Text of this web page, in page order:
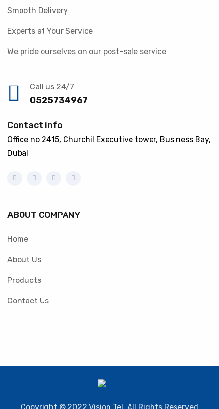
Smooth Delivery
Experts at Your Service
We pride ourselves on our post-sale service
Call us 24/7
0525734967
Contact info
Office no 2415, Churchil Executive tower, Business Bay,
Dubai
ABOUT COMPANY
Home
About Us
Products
Contact Us
Copyright © 2022 Vision Tel. All Rights Reserved